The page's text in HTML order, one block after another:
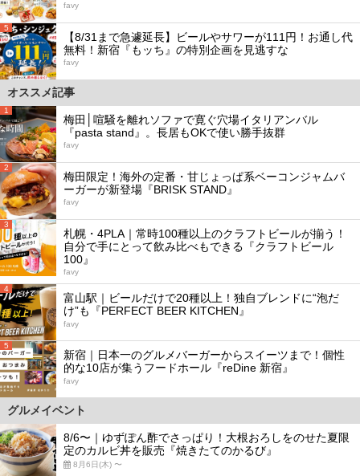
favy
5
【8/31まで急遽延長】ビールやサワーが111円！お通し代
無料！新宿『もッち』の特別企画を見逃すな
favy
オススメ記事
1
梅田│喧騒を離れソファで寛ぐ穴場イタリアンバル
『pasta stand』。長居もOKで使い勝手抜群
favy
2
梅田限定！海外の定番・甘じょっぱ系ベーコンジャムバ
ーガーが新登場『BRISK STAND』
favy
3
札幌・4PLA｜常時100種以上のクラフトビールが揃う！
自分で手にとって飲み比べもできる『クラフトビール
100』
favy
4
富山駅｜ビールだけで20種以上！独自ブレンドに“泡だ
け”も『PERFECT BEER KITCHEN』
favy
5
新宿｜日本一のグルメバーガーからスイーツまで！個性
的な10店が集うフードホール『reDine 新宿』
favy
グルメイベント
8/6〜｜ゆずぽん酢でさっぱり！大根おろしをのせた夏限
定のカルビ丼を販売『焼きたてのかるび』
8月6日(木) 〜